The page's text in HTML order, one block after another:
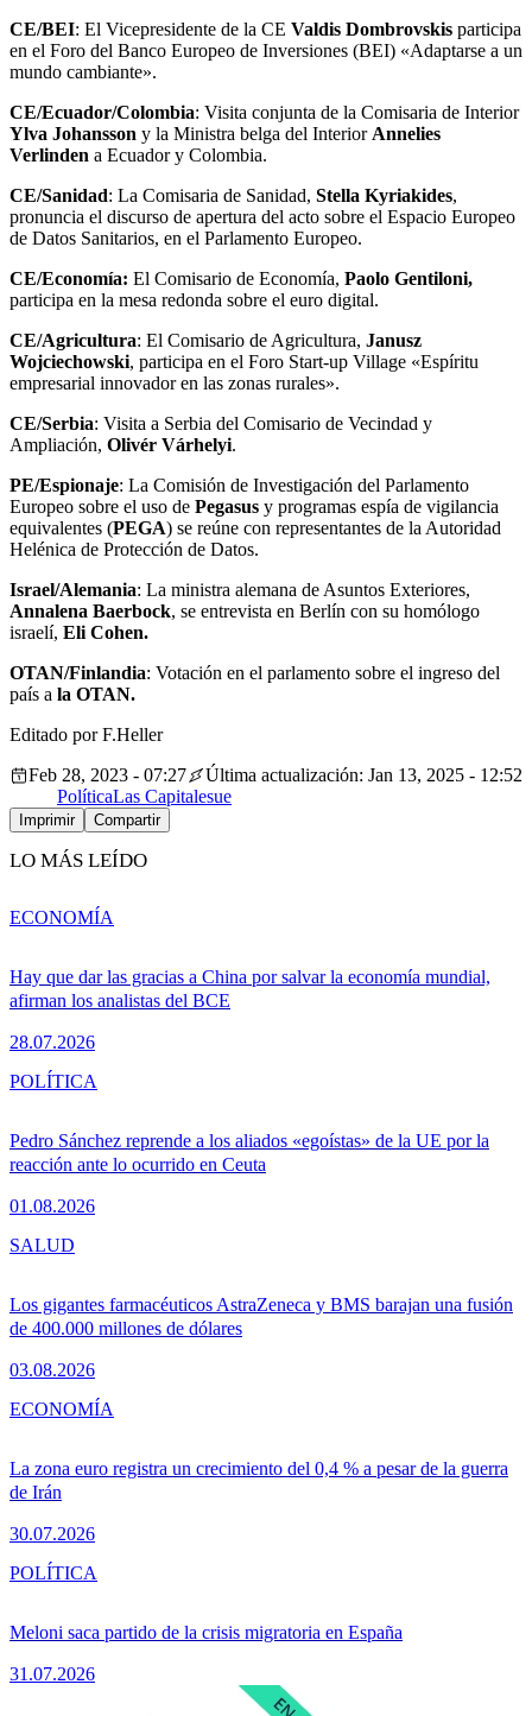
CE/BEI: El Vicepresidente de la CE Valdis Dombrovskis participa
en el Foro del Banco Europeo de Inversiones (BEI) «Adaptarse a un
mundo cambiante».
CE/Ecuador/Colombia: Visita conjunta de la Comisaria de Interior
Ylva Johansson y la Ministra belga del Interior Annelies
Verlinden a Ecuador y Colombia.
CE/Sanidad: La Comisaria de Sanidad, Stella Kyriakides,
pronuncia el discurso de apertura del acto sobre el Espacio Europeo
de Datos Sanitarios, en el Parlamento Europeo.
CE/Economía: El Comisario de Economía, Paolo Gentiloni,
participa en la mesa redonda sobre el euro digital.
CE/Agricultura: El Comisario de Agricultura, Janusz
Wojciechowski, participa en el Foro Start-up Village «Espíritu
empresarial innovador en las zonas rurales».
CE/Serbia: Visita a Serbia del Comisario de Vecindad y
Ampliación, Olivér Várhelyi.
PE/Espionaje: La Comisión de Investigación del Parlamento
Europeo sobre el uso de Pegasus y programas espía de vigilancia
equivalentes (PEGA) se reúne con representantes de la Autoridad
Helénica de Protección de Datos.
Israel/Alemania: La ministra alemana de Asuntos Exteriores,
Annalena Baerbock, se entrevista en Berlín con su homólogo
israelí, Eli Cohen.
OTAN/Finlandia: Votación en el parlamento sobre el ingreso del
país a la OTAN.
Editado por F.Heller
Feb 28, 2023 - 07:27
Última actualización: Jan 13, 2025 - 12:52
PolíticaLas Capitalesue
Imprimir Compartir
LO MÁS LEÍDO
Hay que dar las gracias a China por salvar la economía mundial,
afirman los analistas del BCE
28.07.2026
ECONOMÍA
Pedro Sánchez reprende a los aliados «egoístas» de la UE por la
reacción ante lo ocurrido en Ceuta
01.08.2026
POLÍTICA
Los gigantes farmacéuticos AstraZeneca y BMS barajan una fusión
de 400.000 millones de dólares
03.08.2026
SALUD
La zona euro registra un crecimiento del 0,4 % a pesar de la guerra
de Irán
30.07.2026
ECONOMÍA
Meloni saca partido de la crisis migratoria en España
31.07.2026
POLÍTICA